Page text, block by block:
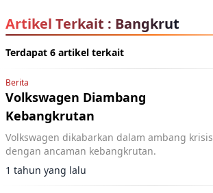
Artikel Terkait : Bangkrut
Terdapat 6 artikel terkait
Berita
Volkswagen Diambang
Kebangkrutan
Volkswagen dikabarkan dalam ambang krisis
dengan ancaman kebangkrutan.
1 tahun yang lalu